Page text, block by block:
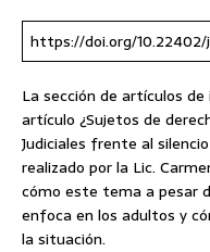
https://doi.org/10.22402/
La sección de artículos
artículo ¿Sujetos de
Judiciales frente al
realizado por la Lic.
cómo este tema a pesar
enfoca en los adultos y
la situación.